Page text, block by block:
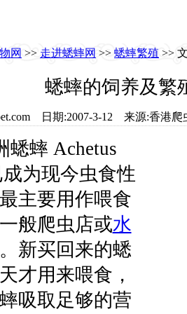
网 >> 走进蟋蟀网 >> 蟋蟀繁殖 >>
蟋蟀的饲养及繁
日期:2007-3-12 来源:香港
蟋蟀 Achetus
成为现今虫食性
主要用作喂食
般爬虫店或水
新买回来的蟋
才用来喂食，
吸取足够的营